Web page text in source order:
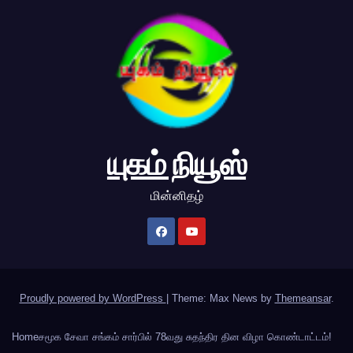
யுகம் நியூஸ்
மின்னிதழ்
Proudly powered by WordPress Theme: Max News by Themeansar.
Homeசமூக சேவா சங்கம் சார்பில் 78வது சுதந்திர தின விழா கொண்டாட்டம்!